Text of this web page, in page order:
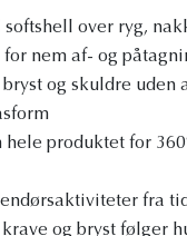
over ryg,
nem af- og
og skuldre uden
produktet for
fra
og bryst følger